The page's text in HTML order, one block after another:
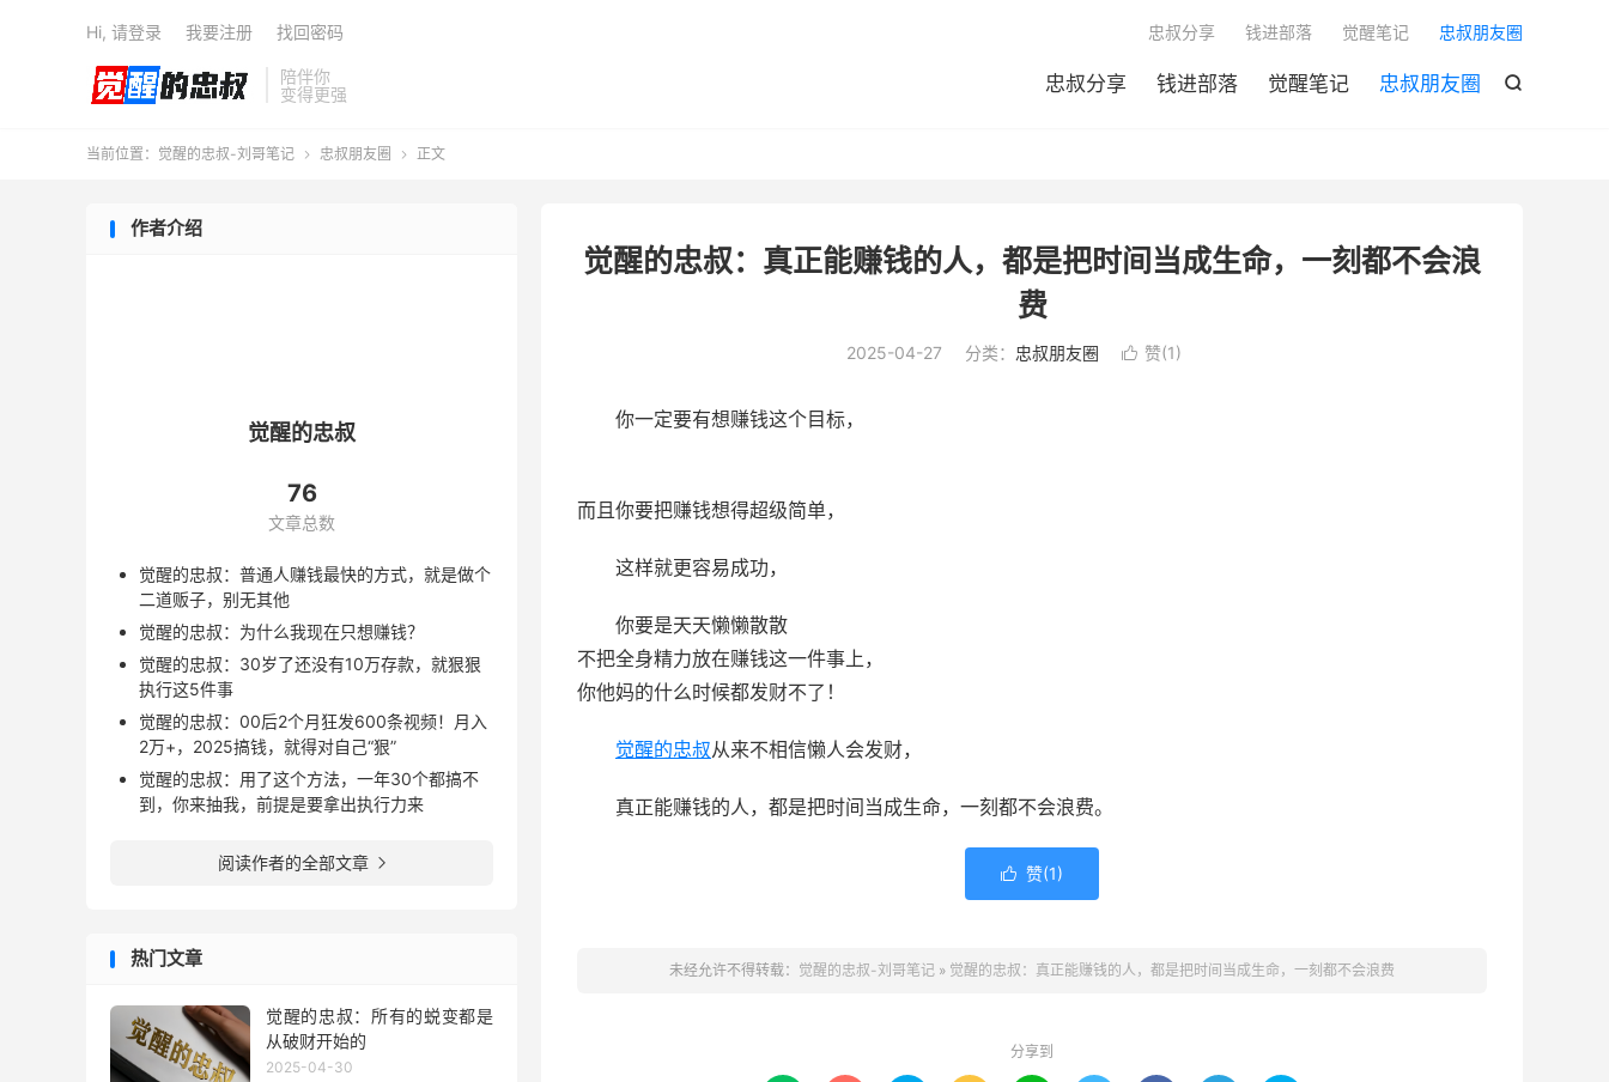
陪伴你
变得更强

忠叔分享 钱进部落 觉醒笔记 忠叔朋友圈
忠叔分享 钱进部落 觉醒笔记 忠叔朋友圈
Hi, 请登录 我要注册 找回密码
当前位置： 觉醒的忠叔-刘哥笔记  忠叔朋友圈  正文
觉醒的忠叔：真正能赚钱的人，都是把时间当成生命，一刻都不会浪
费
2025-04-27 分类： 忠叔朋友圈  赞(1)
你一定要有想赚钱这个目标，
而且你要把赚钱想得超级简单，
这样就更容易成功，
你要是天天懒懒散散
不把全身精力放在赚钱这一件事上，
你他妈的什么时候都发财不了！
觉醒的忠叔从来不相信懒人会发财，
真正能赚钱的人，都是把时间当成生命，一刻都不会浪费。
 赞(1)
未经允许不得转载： 觉醒的忠叔-刘哥笔记 » 觉醒的忠叔：真正能赚钱的人，都是把时间当成生命，一刻都不会浪费
分享到
作者介绍
觉醒的忠叔
76
文章总数
觉醒的忠叔：普通人赚钱最快的方式，就是做个
二道贩子，别无其他
觉醒的忠叔：为什么我现在只想赚钱？
觉醒的忠叔：30岁了还没有10万存款，就狠狠
执行这5件事
觉醒的忠叔：00后2个月狂发600条视频！月入
2万+，2025搞钱，就得对自己“狠”
觉醒的忠叔：用了这个方法，一年30个都搞不
到，你来抽我，前提是要拿出执行力来
阅读作者的全部文章 
热门文章
觉醒的忠叔：所有的蜕变都是
从破财开始的
2025-04-30